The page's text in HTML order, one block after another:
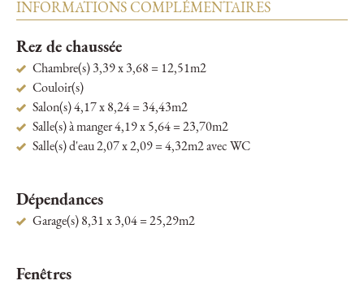
INFORMATIONS COMPLÉMENTAIRES
Rez de chaussée
Chambre(s) 3,39 x 3,68 = 12,51m2
Couloir(s)
Salon(s) 4,17 x 8,24 = 34,43m2
Salle(s) à manger 4,19 x 5,64 = 23,70m2
Salle(s) d'eau 2,07 x 2,09 = 4,32m2 avec WC
Dépendances
Garage(s) 8,31 x 3,04 = 25,29m2
Fenêtres